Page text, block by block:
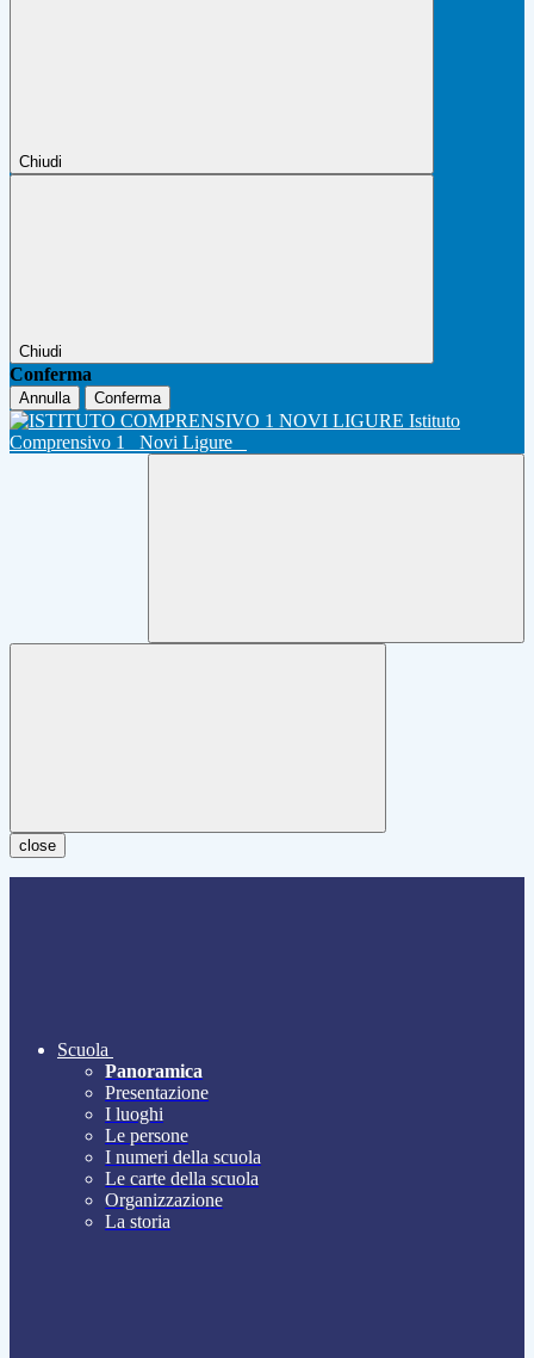
Chiudi
Chiudi
Conferma
Annulla Conferma
Istituto
Comprensivo 1
Novi Ligure
close
Scuola
Panoramica
Presentazione
I luoghi
Le persone
I numeri della scuola
Le carte della scuola
Organizzazione
La storia